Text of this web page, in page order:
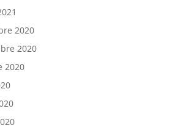
2020
2020
2020